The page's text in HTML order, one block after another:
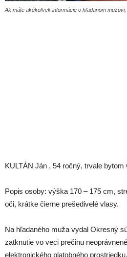
Ak máte akékoľvek informácie o hľadanom mužovi,
KULTÁN Ján , 54 ročný, trvale bytom
Popis osoby: výška 170 – 175 cm,
oči, krátke čierne prešedivelé vlasy.
Na hľadaného muža vydal Okresný
zatknutie vo veci prečinu
elektronického platobného